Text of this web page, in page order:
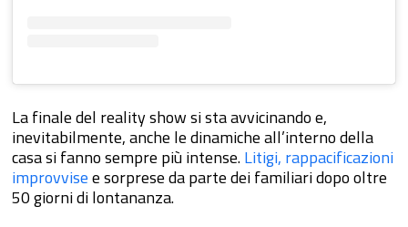
La finale del reality show si sta avvicinando e,
inevitabilmente, anche le dinamiche all’interno della
casa si fanno sempre più intense.Litigi, rappacificazioni
improvvisee sorprese da parte dei familiari dopo oltre
50 giorni di lontananza.